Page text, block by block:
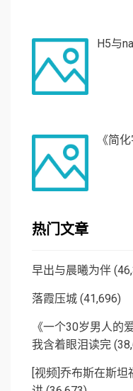
H5与
《简
热门文章
早出与晨曦为伴
落霞压城 (41,696)
《一个30岁男人的
我含着眼泪读完
[视频]乔布斯在斯